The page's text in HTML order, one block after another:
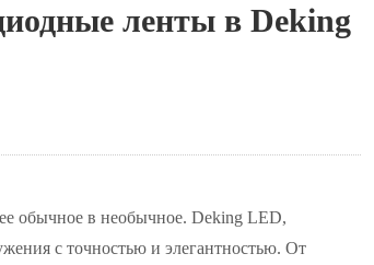
ленты в Deking
обычное в необычное. Deking LED,
с точностью и элегантностью. От